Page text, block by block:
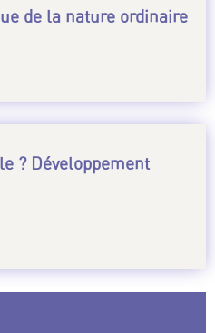
de la nature ordinaire
? Développement